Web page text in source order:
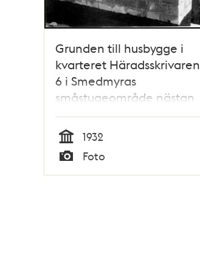
Grunden till husbygge i
kvarteret Häradsskrivaren
6 i Smedmyras
småstugeområde nästan
färdigbyggd
Tid
1932
Typ
Foto